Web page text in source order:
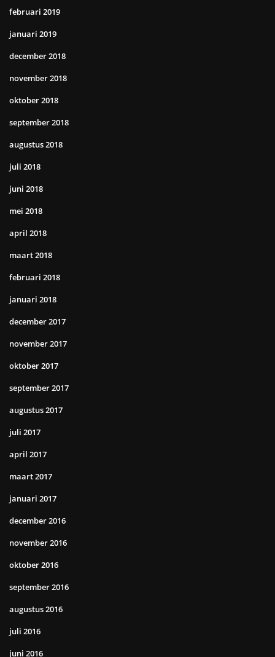
februari 2019
januari 2019
december 2018
november 2018
oktober 2018
september 2018
augustus 2018
juli 2018
juni 2018
mei 2018
april 2018
maart 2018
februari 2018
januari 2018
december 2017
november 2017
oktober 2017
september 2017
augustus 2017
juli 2017
april 2017
maart 2017
januari 2017
december 2016
november 2016
oktober 2016
september 2016
augustus 2016
juli 2016
juni 2016